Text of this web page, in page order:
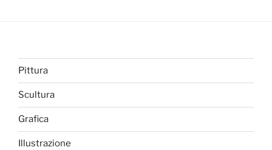
Pittura
Scultura
Grafica
Illustrazione